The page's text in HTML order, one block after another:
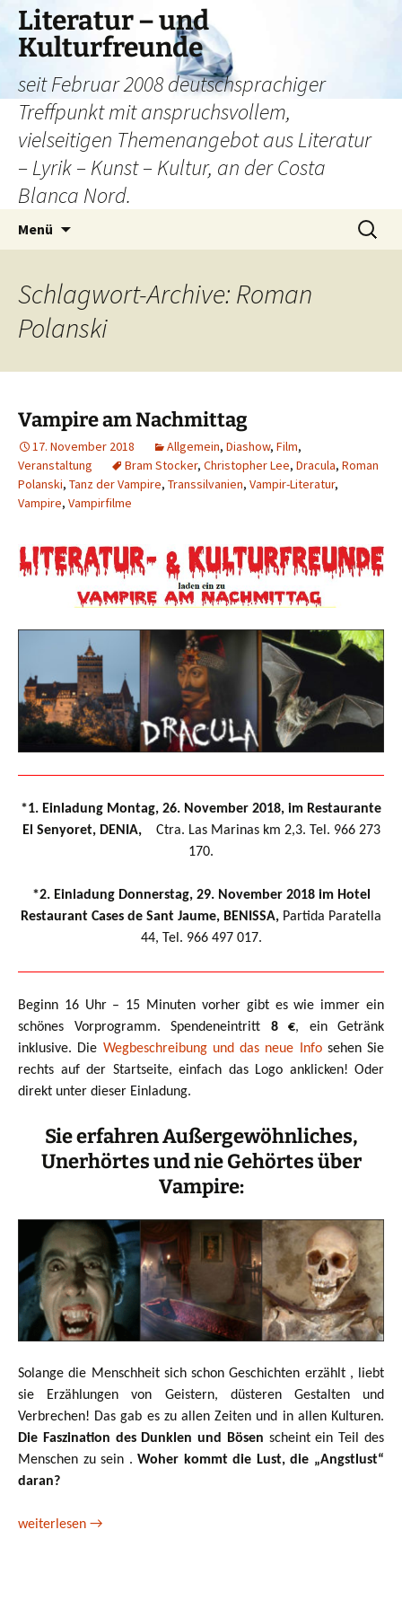
Literatur – und
Kulturfreunde
seit Februar 2008 deutschsprachiger
Treffpunkt mit anspruchsvollem,
vielseitigen Themenangebot aus Literatur
– Lyrik – Kunst – Kultur, an der Costa
Blanca Nord.
Menü
Suchen
nach:
Schlagwort-Archive: Roman
Polanski
Vampire am Nachmittag
17. November 2018 Allgemein, Diashow, Film,
Veranstaltung
Bram Stocker, Christopher Lee, Dracula, Roman
Polanski, Tanz der Vampire, Transsilvanien, Vampir-Literatur,
Vampire, Vampirfilme
*1. Einladung Montag, 26. November 2018, im Restaurante
El Senyoret, DENIA,
Ctra. Las Marinas km 2,3. Tel. 966 273
170.
*2. Einladung Donnerstag, 29. November 2018 im Hotel
Restaurant Cases de Sant Jaume, BENISSA, Partida Paratella
44, Tel. 966 497 017.
Beginn 16 Uhr – 15 Minuten vorher gibt es wie immer ein
schönes Vorprogramm. Spendeneintritt 8 €, ein Getränk
inklusive. Die Wegbeschreibung und das neue Infosehen Sie
rechts auf der Startseite, einfach das Logo anklicken! Oder
direkt unter dieser Einladung.
Sie erfahren Außergewöhnliches,
Unerhörtes und nie Gehörtes über
Vampire:
Solange die Menschheit sich schon Geschichten erzählt , liebt
sie Erzählungen von Geistern, düsteren Gestalten und
Verbrechen! Das gab es zu allen Zeiten und in allen Kulturen.
Die Faszination des Dunklen und Bösen scheint ein Teil des
Menschen zu sein .Woher kommt die Lust, die „Angstlust“
daran?
Vampire am Nachmittag
weiterlesen →